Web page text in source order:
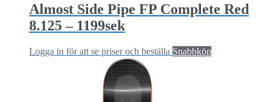
Almost Side Pipe FP Complete Red
8.125 – 1199sek
Logga in för att se priser och beställa Snabbköp